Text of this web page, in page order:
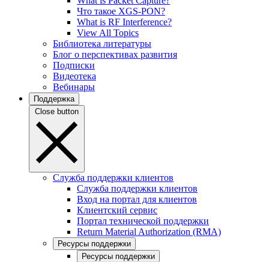
Что такое XGS-PON?
What is RF Interference?
View All Topics
Библиотека литературы
Блог о перспективах развития
Подписки
Видеотека
Вебинары
Поддержка
Close button
Служба поддержки клиентов
Служба поддержки клиентов
Вход на портал для клиентов
Клиентский сервис
Портал технической поддержки
Return Material Authorization (RMA)
Ресурсы поддержки
Ресурсы поддержки